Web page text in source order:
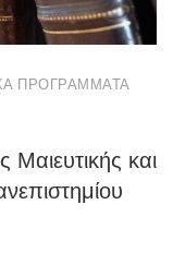
ΠΡΟΓΡΆΜΜΑΤΑ
και